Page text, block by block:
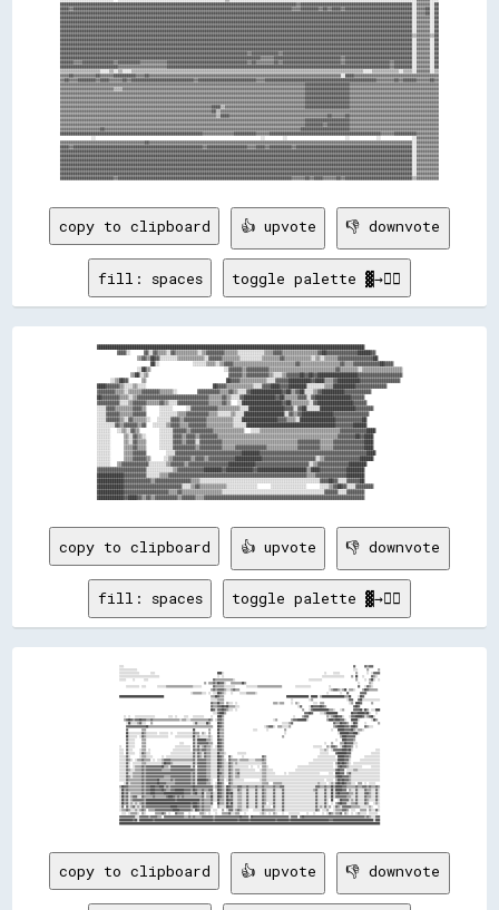
copy to clipboard 👍 upvote 👎 downvote
fill: spaces toggle palette ▓→✊🏽
████████████████████████████████████████████████████████████████████████████████████████████████████████████████████████
      ▓▓▓▓░░    ▓▓░░▓▓▒▒▒▒░░▓▓▒▒▒▒▒▒▒▒▒▒░░▒▒▓▓▓▓▓▓▓▓▒▒▒▒▒▒░░░░░░░░░░░░▒▒▒▒▓▓▓▓▒▒▒▒▒▒▒▒▒▒▒▒▒▒▒▒▓▓██▓▓▓▓▓▓▓▓▓▓▓▓▓▓██████▓▓
            ▒▒▓▓▒▒██▓▓░░░░░░░░▒▒▒▒▒▒▒▒▒▒▒▒░░▓▓▓▓▓▓▒▒▒▒▒▒▒▒░░░░░░░░░░▒▒▒▒▒▒▒▒▓▓▒▒▒▒▒▒▒▒▒▒▒▒░░▒▒░░▒▒▒▒▒▒▓▓▓▓▓▓▓▓▓▓▓▓▓▓▓▓██
                ██░░          ░░░░░░▒▒▒▒░░▒▒▓▓▓▓▒▒▒▒▒▒▒▒▒▒▒▒▒▒▒▒▒▒▒▒▒▒▒▒▒▒▒▒▓▓▒▒▒▒▒▒▒▒▒▒▒▒▒▒▒▒▒▒▓▓▒▒▒▒▓▓▓▓▓▓▓▓▓▓▓▓██▓▓▓▓
            ░░██▒▒                      ░░▓▓▓▓▓▓▒▒▓▓▓▓▓▓▓▓▓▓▒▒▒▒▒▒▒▒▒▒▒▒▒▒▒▒▒▒▒▒▒▒▒▒▒▒▒▒▒▒▓▓▒▒▒▒▒▒▒▒░░▒▒▒▒▒▒▒▒▒▒▒▒▒▒▒▒▒▒
          ▒▒██░░▒▒                        ▓▓▓▓▓▓▒▒▓▓▓▓▓▓▓▓▓▓▒▒░░░░▒▒▓▓▓▓▓▓██▓▓██▓▓██████████████████▓▓▓▓▓▓▓▓▓▓▓▓▓▓▓▓▓▓▓▓
    ░░▒▒██▓▓    ▒▒                        ██▓▓▓▓▒▒▒▒▒▒▒▒▒▒▒▒░░░░▓▓▓▓▓▓██████████▓▓████▒▒▒▒▓▓██████████▓▓▓▓▓▓▓▓▓▓▓▓▓▓▓▓▓▓
████▓▓▓▓▓▓▒▒░░░░▒▒░░░░                    ██▓▓▓▓▒▒▒▒▒▒▒▒▒▒▒▒░░░░▓▓▓▓████▓▓▓▓████████░░░░░░░░▒▒▒▒██████████▓▓▓▓▓▓▓▓▓▓▓▓▓▓
▓▓▓▓▓▓▓▓▒▒▒▒░░▒▒▒▒▒▒▓▓▓▓▓▓▓▓▒▒▒▒▒▒░░      ▓▓▓▓▓▓▓▓▓▓▒▒▒▒▓▓▒▒░░░░▓▓██████████████▓▓██▒▒▓▓██░░░░▒▒▓▓██████████▓▓▓▓▓▓▓▓▓▓▓▓
██▓▓▓▓▓▓▓▓▒▒▒▒░░▒▒▓▓▓▓▓▓▓▓▓▓▓▓▓▓▓▓▓▓▓▓▓▓▓▓▓▓▓▓▓▓▓▓▒▒▒▒▒▒▓▓▒▒░░░░▓▓██████████████▓▓██▒▒▒▒▒▒▓▓▓▓░░▓▓████████████████▓▓▓▓▓▓
▓▓▓▓▓▓▓▓▓▓░░░░▒▒▓▓▓▓▓▓▒▒▒▒▒▒▓▓▒▒░░░░▓▓▓▓▓▓▓▓▓▓▓▓▓▓▒▒▒▒▒▒▓▓▒▒  ░░██████████████████▓▓██▒▒▒▒▒▒▒▒░░▓▓████████████████▓▓▓▓▓▓
░░░░▓▓▓▓▒▒▒▒▒▒▒▒▓▓▓▓▒▒    ░░░░░░    ░░▓▓▓▓▓▓▓▓▓▓▓▓▒▒▒▒▒▒▒▒▒▒░░░░████████████████▓▓▓▓░░▓▓██░░░░░░████████████████▓▓▓▓▓▓▓▓
░░░░▓▓▓▓▓▓▒▒▒▒▒▒▓▓▓▓▓▓    ░░░░░░░░▒▒▒▒▓▓▓▓▓▓▓▓▓▓▒▒▒▒░░░░░░▒▒░░░░██████████████████░░▓▓▒▒▓▓██████████████▓▓▓▓▓▓▓▓▓▓▓▓▓▓▓▓
░░░░▓▓▓▓▓▓▒▒░░▓▓▒▒▒▒▒▒░░  ░░░░░░▓▓▓▓▒▒▓▓▓▓▓▓▓▓▓▓▒▒▒▒▒▒▒▒▒▒▒▒░░░░████████████████▓▓▓▓▒▒▒▒░░████████████████▓▓▓▓▓▓▓▓▓▓▓▓██
░░░░░░░░▓▓▒▒▓▓▓▓▓▓▒▒▓▓  ░░░░░░▒▒▓▓▓▓▒▒▒▒▓▓▓▓▓▓▓▓▒▒▒▒▒▒▒▒▒▒▒▒░░░░░░████████████████████████████████████████▓▓▓▓▓▓▓▓██████
░░░░░░  ░░▒▒░░▓▓▒▒      ░░░░░░▓▓▓▓▓▓▒▒▓▓▓▓▓▓▓▓▓▓▒▒▒▒▒▒▒▒▒▒▒▒▒▒  ░░░░▒▒▒▒▒▒▒▒▒▒▒▒▒▒▒▒▒▒▒▒▒▒▒▒▒▒▒▒▒▒▒▒▒▒▒▒▓▓▓▓▓▓▓▓▓▓▓▓████
░░░░░░    ▒▒░░▓▓▒▒░░    ░░░░░░▓▓▓▓▒▒▓▓▓▓▒▒▓▓▓▓▓▓▓▓▒▒▒▒▒▒▒▒▒▒▒▒▒▒▒▒▒▒▒▒▒▒▒▒▒▒▒▒▒▒▒▒▒▒▒▒▒▒▒▒▒▒▒▒▒▒▒▒▒▒▒▒▒▒▓▓▓▓▓▓▓▓██▓▓████
░░░░░░    ▒▒░░▓▓▒▒▒▒    ░░░░░░▓▓▓▓▒▒▓▓▓▓░░▓▓▓▓▓▓▓▓▓▓▒▒▒▒▒▒▒▒▒▒▒▒▒▒▒▒▒▒▒▒▒▒▒▒▒▒▒▒▒▒▒▒▒▒▓▓▓▓▓▓▓▓▓▓▒▒▒▒▒▒▓▓▓▓▓▓▓▓▓▓▓▓▓▓████
░░░░░░    ▒▒▒▒▓▓▒▒▒▒    ░░░░░░▓▓▓▓▓▓▓▓▓▓▒▒▓▓▓▓▓▓▓▓▓▓▒▒▒▒▒▒▓▓▓▓▓▓▓▓▓▓▓▓▓▓▒▒▒▒▒▒▒▒▒▒▒▒▒▒▓▓▓▓▓▓▓▓▓▓▒▒▒▒▒▒▓▓▓▓▓▓▓▓▓▓▓▓▓▓████
░░░░░░    ▒▒▒▒▓▓▓▓▓▓      ░░░░▓▓▓▓▓▓▓▓▓▓▓▓▓▓▓▓▓▓▓▓▓▓▓▓▓▓▓▓▓▓████████▓▓▓▓▓▓▓▓▓▓▓▓▓▓▓▓▓▓▓▓▓▓▓▓▓▓▓▓▓▓▓▓▓▓▓▓▓▓▓▓▓▓▓▓▓▓▓▓████
░░░░░░    ▒▒▒▒▓▓▓▓▓▓▒▒    ░░▒▒▓▓▓▓▓▓▓▓▒▒▓▓▓▓▒▒▓▓▓▓▓▓▓▓▓▓▓▓████████████▓▓▓▓▓▓▓▓▓▓▓▓▓▓▓▓▓▓▓▓▓▓▓▓░░▒▒▓▓▓▓▓▓▓▓▓▓▓▓▓▓▓▓██████
░░░░░░  ▒▒▓▓▓▓▓▓▓▓▓▓▓▓░░░░░░░░▒▒▓▓▓▓▓▓▒▒▓▓▓▓▓▓▓▓▓▓▓▓▓▓▓▓▓▓████████████▓▓▓▓▓▓▓▓▓▓▓▓▓▓▓▓▓▓▓▓▓▓▓▓░░▒▒▓▓▓▓▓▓▓▓▓▓▓▓▓▓████████
▓▓▓▓▓▓▓▓▓▓▓▓▓▓▓▓▓▓▓▓▓▓░░░░░░░░░░░░▒▒▓▓▓▓▓▓▓▓▓▓▓▓████████▓▓████████████▓▓██████████████████████▒▒████▓▓▓▓▓▓▓▓▓▓▓▓████████
████████████▓▓▓▓▓▓▓▓▓▓░░░░░░▒▒▒▒▓▓▓▓▓▓▓▓▓▓▓▓▓▓▓▓▓▓▓▓▓▓▓▓▓▓▓▓▓▓▓▓▓▓▓▓▓▓▓▓▓▓▓▓▓▓▓▓▓▓▓▓▓▓▓▓▓▓▓▓▓▓▒▒▒▒▓▓▓▓▓▓▓▓▓▓▓▓▓▓████████
████████████▓▓▓▓▓▓▓▓▓▓▓▓▒▒▓▓▓▓▓▓▓▓▓▓▓▓▓▓▓▓▒▒▒▒░░░░░░░░░░░░░░░░░░░░░░░░░░░░░░░░░░░░░░░░░░░░░░░░░░░░░░▓▓▓▓██▓▓░░░░▓▓▓▓▓▓██
████████████▓▓▓▓▓▓▓▓▓▓▓▓▓▓▓▓▓▓▓▓▓▓▓▓▓▓░░░░▒▒▓▓▒▒▒▒▒▒▒▒▒▒▒▒░░░░░░░░░░░░░░    ░░░░░░░░░░░░░░░░    ░░░░▒▒▓▓██▓▓░░░░▓▓▓▓▓▓▓▓
████████████▓▓▓▓▓▓▓▓▓▓▓▓▓▓▓▓▓▓▓▓▒▒▒▒▓▓▒▒▒▒▒▒▒▒▒▒▒▒▒▒▒▒▒▒░░░░░░░░░░░░░░░░░░░░░░░░░░░░░░░░░░░░░░░░░░░░░░▓▓▓▓▓▓░░░░▓▓▓▓▓▓▓▓
copy to clipboard 👍 upvote 👎 downvote
fill: spaces toggle palette ▓→✊🏽
░░░░                                                                                                                                                                                                              ▓▓        ▓▓▒▒▓▓▓▓      
░░░░░░░░░░░░░░░░                                                                                                                                                                                                  ░░░░        ▒▒        ▒▒
░░░░░░░░░░░░░░░░░░          ░░░░                                                        ████░░                                                                                          ░░      ░░░░░░              ▒▒        ░░  ░░▓▓▓▓▓▓
░░░░░░░░░░░░░░░░░░░░░░░░░░░░░░░░░░░░                                                    ░░  ░░                                                                                        ░░░░░░░░░░░░░░░░░░░░      ▒▒  ██    ░░      ▓▓▒▒░░  
░░░░░░      ░░        ░░░░                                                          ▓▓▒▒▒▒▒▒▒▒▒▒▒▒▒▒▒▒░░                                                                  ░░░░░░░░░░░░                              ▒▒      ░░  ▒▒██░░  ░░
                                                                            ▒▒  ▒▒▒▒▓▓▒▒██▓▓▓▓░░    ▒▒▒▒▒▒▒▒▒▒██▒▒                                                                                                    ░░        ▒▒░░      
      ░░░░░░░░░░░░  ░░░░          ░░░░░░░░▒▒▒▒▒▒▒▒▒▒▒▒▒▒▒▒▒▒▒▒▒▒▒▒░░░░░░░░          ▓▓▒▒▒▒▒▒▒▒░░░░░░░░░░          ░░░░░░░░░░▒▒▒▒▒▒▒▒▒▒▒▒▒▒▒▒▒▒▒▒▒▒            ░░░░░░░░░░░░░░                ░░                        ▓▓    ░░▓▓▒▒░░      
                                                                                  ▒▒▓▓▒▒▓▓▓▓▓▓▒▒░░░░▒▒▓▓▒▒▒▒                                                                                ░░▒▒▓▓▓▓▒▒░░▒▒██  ▒▒▒▒░░      ▒▒██▓▓▒▒▒▒▒▒▒▒  
                                                                ░░▒▒▒▒▒▒▒▒░░░░  ░░  ░░░░██▓▓▒▒░░    ░░      ░░░░░░▒▒▒▒▒▒▒▒░░                                                              ░░          ░░    ▓▓          ▓▓▓▓▓▓            
████████████████████████████████████████                                          ▒▒▒▒██▓▓▒▒▒▒                                                        ████████████████████  ██████  ▒▒████████████████████▒▒▒▒██      ░░██▓▓              
                                                                                  ░░░░░░▒▒▒▒▒▒                                                            ░░              ░░▒▒                              ░░▓▓▓▓    ▓▓██░░░░░░░░░░░░░░░░
                                                                                  ▓▓▒▒▒▒██▒▒▒▒  ▒▒░░░░  ░░                                ▒▒▒▒░░▒▒▒▒      ░░  ▒▒░░            ░░░░  ▒▒▒▒                      ░░▒▒  ████▓▓        ▒▒      
                                                                                  ▓▓▒▒▒▒▓▓▓▓██▓▓██▒▒▒▒▒▒░░░░                                                    ░░▓▓      ░░██▓▓▓▓▓▓██▓▓▒▒                        ▓▓██▓▓                  
                                                                                  ██▓▓░░▓▓▓▓██▓▓▒▒░░░░  ░░                                                          ▒▒    ░░▓▓██████████████▒▒▒▒░░    ░░▒▒        ▓▓▓▓▓▓██░░██▒▒  ░░░░████
                                                                                    ░░░░▓▓████▒▒                                                                      ▓▓▓▓██▓▓      ░░░░▒▒██████████            ██▓▓▓▓██████▓▓██░░    ░░  
    ░░  ░░    ░░░░░░░░░░░░░░░░░░            ░░░░  ░░      ░░░░    ░░░░░░░░░░      ░░    ████▒▒                                                              ░░      ▒▒▓▓▓▓                ▒▒░░▒▒▓▓██▓▓▓▓░░    ░░▓▓▓▓██████▓▓░░▒▒▓▓██░░    
    ▒▒▓▓██▓▓▒▒▓▓▓▓██▓▓▓▓▒▒▒▒▓▓▒▒▒▒▒▒▒▒▒▒▒▒▒▒▒▒▒▒▒▒▒▒▒▒░░▒▒▒▒░░░░▒▒▒▒▒▒▒▒▒▒▒▒▒▒▒▒▓▓▒▒  ░░▓▓▓▓▒▒                                            ░░▒▒            ▒▒▓▓▓▓████████░░                ▒▒████▓▓████▓▓▓▓░░    ██████░░          ░░██▒▒  
      ░░██░░░░░░▒▒▓▓░░░░    ▒▒                                    ░░▓▓░░░░░░░░██▒▒      ██▓▓▒▒                                                    ░░░░░░▒▒▓▓                                    ▓▓▒▒▒▒██▓▓▓▓▒▒  ░░██▓▓      ░░          ▒▒
      ▓▓▓▓▓▓▓▓▓▓▓▓▓▓▓▓▓▓██▒▒▒▒▒▒▒▒▒▒▒▒▒▒▒▒▒▒▒▒▒▒▒▒▒▒▒▒▒▒▒▒▒▒▒▒▒▒▒▒▒▒▒▒▒▒▒▒▒▒▒▒▒▒▒▒▒▒    ██▓▓▒▒                                    ░░▒▒▓▓▓▓░░  ▒▒▒▒░░░░░░▒▒                                      ▒▒▓▓██████▓▓▓▓▒▒████▓▓      ▓▓▒▒░░░░      
      ▓▓            ▒▒▒▒                                          ██            ▒▒      ██▒▒▒▒                          ░░░░        ░░              ▒▒                                        ░░    ██████▓▓▓▓▓▓██▒▒░░▒▒▒▒░░              
      ██░░░░░░░░░░░░▓▓▒▒░░░░░░░░░░  ░░░░░░░░  ░░    ░░░░░░░░░░░░░░▓▓▒▒▒▒  ▒▒░░  ▒▒      ██▒▒▒▒                                                      ░░                                              ░░████████▓▓▓▓████░░                  
      ██░░░░░░░░  ░░▓▓▒▒░░░░░░░░░░░░░░░░░░░░      ░░░░░░░░░░░░░░░░██░░▒▒░░░░░░░░▒▒░░    ██▒▒▒▒                                                    ▒▒                                                  ▒▒████▓▓▓▓▓▓▓▓                      
      ▓▓░░░░░░      ▒▒▒▒                                          ▓▓░░████████▒▒▒▒░░    ██▓▓▒▒                                                                                                    ░░    ████▓▓▓▓▓▓▒▒                      
      ▓▓░░░░░░      ▒▒▒▒                              ░░░░        ▓▓░░▓▓▓▓▓▓▓▓▓▓▒▒▒▒    ██▓▓▒▒                                                                                          ░░    ▒▒      ▒▒▒▒██▓▓▓▓▓▓░░░░                    
░░    ▓▓░░░░░░      ▒▒▒▒                          ░░░░░░░░░░░░░░  ▓▓░░▓▓░░▒▒▓▓▒▒▒▒░░  ░░██▓▓▒▒                                                                                ░░░░░░░░    ▒▒░░▓▓▓▓▒▒  ░░▓▓██▓▓▓▓▒▒  ░░                    
░░░░  ▓▓░░░░      ░░▒▒▒▒  ░░                    ░░░░░░░░░░░░░░░░  ▓▓▒▒▓▓▒▒▓▓▓▓▒▒▒▒░░░░░░▓▓▓▓▒▒                                                                                      ░░░░▒▒░░  ░░▓▓▓▓▓▓▓▓████▓▓██░░                    ░░░░
░░░░  ▓▓░░░░░░    ░░▓▓▒▒░░░░                  ░░░░░░░░░░░░░░░░░░░░▓▓░░▓▓▒▒░░▓▓▒▒▒▒░░░░░░██▒▒▒▒░░          ░░░░░░░░                                                                  ░░░░░░░░      ▓▓████████▓▓▓▓                  ░░░░░░░░
░░░░░░▓▓░░        ░░▒▒▒▒░░░░░░        ░░  ░░░░░░░░░░░░░░░░░░░░░░░░▓▓░░▓▓▒▒░░▓▓▒▒▒▒░░░░░░██▓▓▒▒    ▓▓░░        ░░                ▓▓▒▒                                              ░░░░░░░░░░░░░░░░  ██████▓▓▓▓▒▒            ░░░░░░░░░░░░░░
░░░░░░▓▓▒▒░░  ░░▒▒▒▒▓▓▒▒▒▒▒▒  ░░  ░░░░▒▒▓▓▓▓▓▓▒▒▒▒▒▒▒▒▒▒▒▒▒▒▒▒▒▒▒▒▓▓░░▓▓▓▓▓▓▓▓▒▒▒▒░░░░░░██▓▓▒▒░░  ▓▓▒▒▒▒▒▒░░▒▒▒▒▒▒▒▒░░░░░░▒▒▒▒▒▒▓▓▒▒                                          ░░░░░░░░░░░░░░░░░░░░░░██████▓▓▓▓░░        ░░░░░░░░░░░░░░░░░░
░░░░░░▓▓░░  ░░░░░░░░▒▒▒▒░░░░░░░░░░░░░░▒▒██▓▓▓▓▒▒░░░░░░░░░░░░░░░░░░▓▓░░▓▓▓▓▓▓▓▓▒▒▒▒░░░░░░██▓▓▒▒░░░░▓▓▒▒░░▒▒░░░░░░░░░░░░░░░░░░░░░░▒▒▒▒                                      ░░░░░░░░░░░░░░░░░░░░░░  ▒▒██▓▓██▓▓▒▒░░  ░░░░░░░░░░░░░░░░░░░░░░░░
░░░░░░▓▓░░  ░░▒▒▒▒▒▒▓▓▒▒▓▓▓▓▓▓▓▓▓▓▓▓▓▓██▒▒▒▒░░▓▓▓▓▓▓▓▓▓▓▓▓▓▓▓▓▓▓░░▓▓  ▓▓▓▓▓▓▓▓▒▒▒▒░░░░░░██▓▓▒▒░░░░▓▓▒▒░░░░░░░░░░░░░░  ░░    ░░  ▒▒▒▒░░                          ░░░░░░░░░░░░░░░░░░░░░░░░░░░░░░░░  ░░▓▓██▓▓▓▓▒▒░░░░░░░░░░░░        ░░░░░░░░
░░░░░░▓▓▒▒░░░░▒▒▒▒▒▒▓▓▒▒▓▓▓▓▓▓▓▓▓▓▓▓▓▓▒▒▒▒▒▒▒▒▓▓▓▓▓▓▓▓▓▓▓▓▓▓▓▓▓▓▓▓▓▓░░▓▓▓▓▓▓▓▓▒▒▒▒░░░░░░██▒▒▒▒░░░░▓▓▒▒░░▒▒▒▒░░░░░░░░░░░░░░    ░░▒▒▒▒░░░░░░                    ░░░░░░░░░░░░░░░░░░░░░░░░░░░░░░░░░░░░▓▓██▓▓▓▓  ░░░░░░▒▒▒▒░░░░░░░░░░░░░░░░░░░░
░░░░░░▓▓░░░░▒▒▒▒▒▒▒▒▓▓▒▒▓▓▓▓▓▓▓▓▓▓▓▓▓▓▓▓▓▓▓▓▓▓▓▓▓▓▓▓▓▓▓▓▓▓▓▓▓▓▓▓▒▒▓▓░░▓▓▓▓▓▓▓▓▒▒▒▒░░░░░░██▓▓▒▒░░░░▓▓▒▒░░▒▒▓▓░░░░░░░░░░░░░░░░░░░░▒▒▒▒░░░░░░░░        ░░  ░░░░░░░░░░░░░░░░░░░░░░░░░░░░        ░░░░  ████▓▓▓▓  ▒▒▓▓░░░░░░░░░░░░░░░░░░░░░░░░░░
░░░░░░▓▓▒▒░░▒▒▒▒▒▒▒▒▓▓▒▒▓▓▓▓▓▓▓▓▓▓▓▓▓▓▓▓▒▒▒▒▒▒▓▓▓▓▓▓▓▓▓▓▓▓▓▓▓▓▓▓▒▒▓▓░░▓▓▓▓▓▓▓▓▒▒▒▒░░░░░░██▒▒▒▒░░░░▓▓▒▒░░▒▒▒▒░░░░░░░░░░░░░░░░░░░░▒▒▒▒░░░░░░░░░░░░░░░░░░░░░░░░░░░░░░░░░░░░░░░░░░░░░░░░░░░░░░░░░░░░░░▓▓████▓▓▓▓▓▓▒▒░░░░░░░░░░░░░░░░░░░░░░░░░░
░░░░░░▓▓▒▒▒▒▒▒▒▒▒▒▒▒▓▓▒▒▓▓▓▓▓▓▓▓▓▓██▒▒▒▒▒▒▒▒▒▒▓▓▒▒▓▓▓▓▓▓▓▓▓▓▓▓▓▓▒▒▓▓░░████████▓▓▒▒░░    ██▒▒▒▒  ░░▓▓▒▒░░░░░░░░░░              ░░▒▒▒▒░░░░░░░░░░░░░░░░░░░░░░░░░░░░░░░░░░░░░░░░░░░░░░░░░░░░  ░░░░░░  ▒▒██▓▓██▓▓▓▓▒▒░░░░░░░░░░░░░░░░░░░░░░░░░░
    ░░▓▓░░▒▒▒▒▒▒▒▒▒▒▓▓▒▒▓▓▓▓▓▓▓▓▓▓██▓▓▓▓▓▓▒▒▒▒▒▒▒▒▓▓▓▓▓▓▓▓▓▓▓▓▓▓▒▒▓▓░░▓▓▓▓▓▓▓▓▒▒▒▒░░  ░░██▓▓▒▒    ▓▓▒▒░░░░░░░░░░░░░░░░░░░░░░░░░░▒▒▒▒▒▒    ▒▒▒▒▒▒▒▒░░░░░░░░░░░░░░░░░░░░░░░░░░░░░░░░▒▒░░░░░░  ░░▒▒░░▓▓██▓▓██▓▓▒▒▒▒░░░░  ▒▒▒▒  ░░  ░░░░░░    
▒▒██▓▓▓▓▒▒▒▒▒▒▒▒▒▒▒▒▓▓▒▒▓▓▓▓████▓▓▓▓████▒▒▓▓▒▒▓▓▓▓▓▓▓▓▓▓▓▓▓▓▓▓▓▓▓▓██▓▓▓▓▓▓▓▓▓▓▓▓▓▓▓▓░░▒▒██▓▓▒▒░░██▓▓▒▒▒▒▒▒▓▓▓▓▒▒▒▒▓▓▒▒▒▒▒▒▓▓▒▒▒▒▓▓▒▒▒▒▒▒▒▒▓▓▒▒▒▒▓▓▓▓░░░░░░░░░░░░░░░░░░░░░░░░░░░░▓▓▓▓▒▒▒▒▓▓▒▒▒▒██▒▒██████▓▓▓▓▒▒▒▒▒▒▒▒▓▓▒▒▒▒▓▓▓▓▒▒▓▓▒▒▒▒▓▓▒▒
░░██▒▒▓▓▒▒▒▒▒▒▒▒▒▒▒▒▓▓▒▒▓▓▓▓████▓▓▓▓▓▓██▓▓▒▒▒▒▓▓▓▓████████▓▓▓▓▓▓▒▒██▓▓▒▒▒▒▓▓▒▒▒▒▓▓▓▓  ░░██▓▓▒▒░░██▓▓▒▒░░░░▓▓▒▒░░░░▓▓░░░░░░▓▓░░░░▓▓▒▒░░░░░░▓▓░░░░░░▓▓░░░░░░░░░░░░░░░░░░░░░░░░░░▒▒▓▓░░░░░░▓▓░░░░██░░██████▓▓▓▓  ▒▒░░░░▓▓░░░░░░▓▓▒▒▒▒░░░░▓▓░░
░░██▒▒▓▓░░▒▒▒▒▒▒▒▒▒▒▓▓▒▒▓▓▓▓████▓▓▓▓▓▓▓▓██████████████████▓▓▓▓▓▓▒▒▓▓██▒▒▒▒██░░▒▒▒▒▓▓░░░░██▓▓▒▒░░██▓▓██░░░░▒▒▒▒░░░░▓▓░░░░░░▓▓░░░░▓▓▒▒░░░░░░▓▓░░░░░░▓▓░░░░░░░░░░░░░░░░░░░░░░░░░░░░▓▓░░░░░░▓▓░░░░██░░▓▓██▓▓▓▓▓▓▓▓▒▒▒▒░░▓▓░░░░░░▓▓▓▓▒▒░░░░▓▓░░
░░██▒▒▓▓░░▒▒▓▓▓▓░░░░▓▓▒▒▒▒▒▒▒▒▓▓▒▒▒▒▒▒▒▒▒▒▓▓████▓▓▒▒▓▓▒▒▓▓▒▒▒▒▒▒▒▒▒▒▒▒▒▒▒▒▓▓░░▒▒▒▒██░░░░██▓▓▒▒░░██▒▒▓▓░░░░▒▒▒▒░░░░▓▓░░░░░░▓▓░░░░▓▓▒▒░░░░░░▓▓░░░░░░▓▓░░░░░░░░░░░░░░░░░░░░░░░░░░░░▓▓░░░░░░▓▓░░░░██░░▓▓▓▓▓▓▓▓▓▓▒▒▒▒░░░░▓▓░░░░░░▓▓▒▒▒▒░░░░▓▓░░
░░██▒▒▓▓░░▒▒▓▓▓▓▓▓▓▓▓▓▒▒██████████████████████████▓▓████████████████████▒▒▓▓▒▒▒▒▒▒▓▓░░░░██▒▒▒▒░░██▓▓▓▓░░░░▒▒▒▒░░░░▓▓░░░░░░▓▓░░░░▓▓▒▒░░░░░░▓▓░░░░░░▓▓░░░░░░░░░░░░░░░░░░░░░░░░░░░░▓▓░░░░░░▓▓░░  ██    ░░██▓▓▓▓▓▓░░▒▒░░▓▓░░░░░░▓▓▒▒░░░░░░▓▓░░
░░██▒▒▓▓░░▒▒░░▒▒░░▒▒▓▓▒▒████████████████████████████████████████▓▓████▓▓▒▒▓▓▒▒▒▒▒▒▓▓    ██▒▒▒▒░░██▒▒██░░░░▒▒▒▒░░░░▓▓░░░░░░▓▓░░░░▓▓▒▒  ░░░░▓▓░░░░░░▓▓░░░░░░░░░░░░░░░░░░░░░░░░░░░░▓▓░░░░░░▓▓░░  ░░  ▒▒▓▓██▓▓▓▓░░░░▒▒▒▒▓▓░░░░░░▓▓▒▒    ░░▒▒░░
░░▓▓  ▓▓░░▒▒▓▓░░▒▒░░▓▓▒▒▓▓▓▓▓▓▓▓▓▓▓▓▓▓▓▓▓▓▓▓▓▓██████▓▓▓▓▓▓▓▓▓▓▓▓▒▒████▓▓▒▒▓▓▒▒▒▒▒▒░░    ▒▒░░░░░░██▓▓▓▓░░░░▒▒▒▒░░░░▓▓░░░░░░▓▓░░░░▓▓
copy to clipboard 👍 upvote 👎 downvote